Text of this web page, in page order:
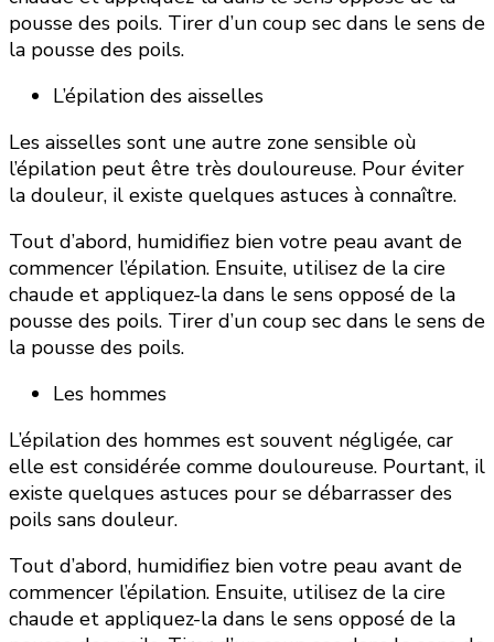
pousse des poils. Tirer d’un coup sec dans le sens de
la pousse des poils.
L’épilation des aisselles
Les aisselles sont une autre zone sensible où
l’épilation peut être très douloureuse. Pour éviter
la douleur, il existe quelques astuces à connaître.
Tout d’abord, humidifiez bien votre peau avant de
commencer l’épilation. Ensuite, utilisez de la cire
chaude et appliquez-la dans le sens opposé de la
pousse des poils. Tirer d’un coup sec dans le sens de
la pousse des poils.
Les hommes
L’épilation des hommes est souvent négligée, car
elle est considérée comme douloureuse. Pourtant, il
existe quelques astuces pour se débarrasser des
poils sans douleur.
Tout d’abord, humidifiez bien votre peau avant de
commencer l’épilation. Ensuite, utilisez de la cire
chaude et appliquez-la dans le sens opposé de la